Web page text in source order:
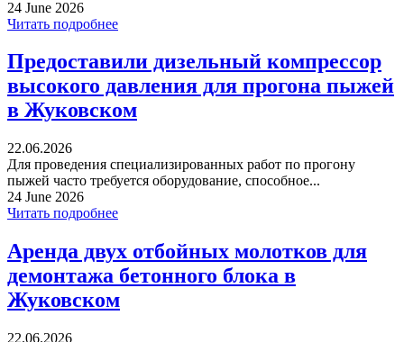
24 June 2026
Читать подробнее
Предоставили дизельный компрессор
высокого давления для прогона пыжей
в Жуковском
22.06.2026
Для проведения специализированных работ по прогону
пыжей часто требуется оборудование, способное...
24 June 2026
Читать подробнее
Аренда двух отбойных молотков для
демонтажа бетонного блока в
Жуковском
22.06.2026